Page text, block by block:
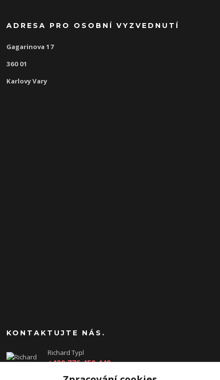
ADRESA PRO OSOBNÍ VYZVEDNUTÍ
Gagarinova 17
360 01
Karlovy Vary
KONTAKTUJTE NÁS.
Richard Typl
+420 776 459 449